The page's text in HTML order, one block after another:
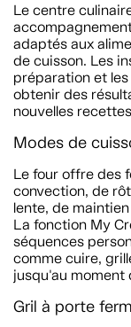
Le centre
adaptés aux
de cuisson. Les
préparation et
obtenir des
nouvelles
Modes de
Le four offre des
convection, de
lente, de
La fonction My
séquences
comme cuire,
jusqu'au moment
Gril à porte